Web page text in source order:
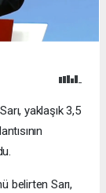
yaklaşık 3,5
belirten Sarı,